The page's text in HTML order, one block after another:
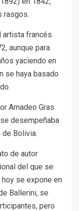
rasgos.
artista francés
aunque para
yaciendo en
se haya basado
Amadeo Gras
desempeñaba
Bolivia.
de autor
del que se
se expone en
Ballerini, se
pero